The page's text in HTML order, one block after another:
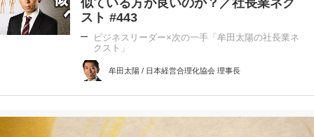
似ている方が良いのか？／社長業ネク
スト #443
ビジネスリーダー×次の一手「牟田太陽の社長業ネ
クスト」
牟田太陽 / 日本経営合理化協会 理事長